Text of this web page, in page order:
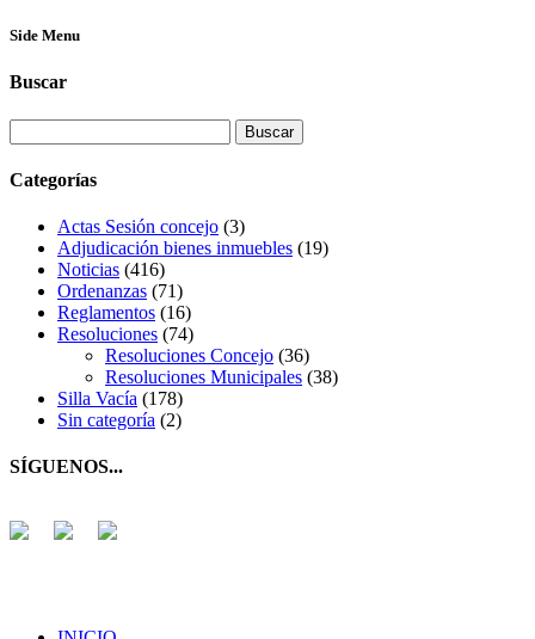
Side Menu
Buscar
Categorías
Actas Sesión concejo (3)
Adjudicación bienes inmuebles (19)
Noticias (416)
Ordenanzas (71)
Reglamentos (16)
Resoluciones (74)
Resoluciones Concejo (36)
Resoluciones Municipales (38)
Silla Vacía (178)
Sin categoría (2)
SÍGUENOS...